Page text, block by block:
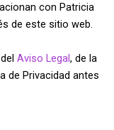
con Patricia
de este sitio web.
Aviso Legal, de la
de Privacidad antes